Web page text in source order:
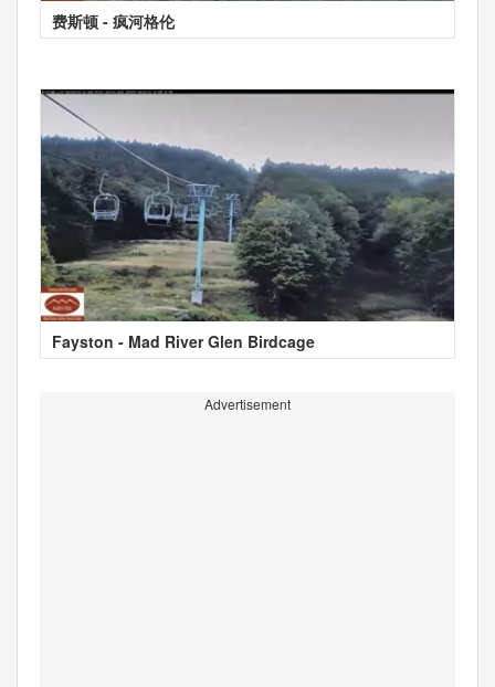
费斯顿 - 疯河格伦
Fayston - Mad River Glen Birdcage
Advertisement